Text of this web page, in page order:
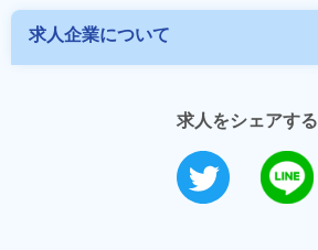
求人企業について
求人をシェアする